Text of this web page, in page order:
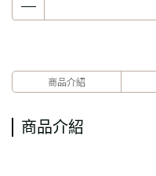
商品介紹
商品介紹